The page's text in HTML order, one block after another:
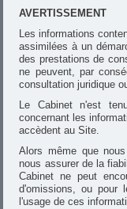
AVERTISSEMENT
Les informations
assimilées à un
des prestations de
ne peuvent, par
consultation juridique
Le Cabinet n'est
concernant les
accèdent au Site.
Alors même que
nous assurer de la
Cabinet ne peut
d'omissions, ou pour
l'usage de ces